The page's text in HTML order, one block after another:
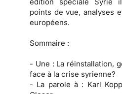
édition spéciale Syrie
points de vue, analyses
européens.
Sommaire :
- Une : La réinstallation,
face à la crise syrienne?
- La parole à : Karl